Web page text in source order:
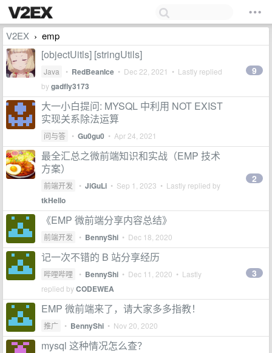
V2EX › emp
[objectUitls] [stringUtils]
Java • RedBeanIce • Dec 22, 2021 • Lastly replied
bygadfly3173
9
大一小白提问: MYSQL 中利用 NOT EXIST
实现关系除法运算
问与答 • Gu0gu0 • Apr 24, 2021
最全汇总之微前端知识和实战（EMP 技术
方案）
前端开发 • JiGuLi • Sep 1, 2023 • Lastly replied by
tkHello
2
《EMP 微前端分享内容总结》
前端开发 • BennyShi • Dec 18, 2020
记一次不错的 B 站分享经历
哔哩哔哩 • BennyShi • Dec 11, 2020 • Lastly
replied byCODEWEA
3
EMP 微前端来了，请大家多多指教！
推广 • BennyShi • Nov 20, 2020
mysql 这种情况怎么查？